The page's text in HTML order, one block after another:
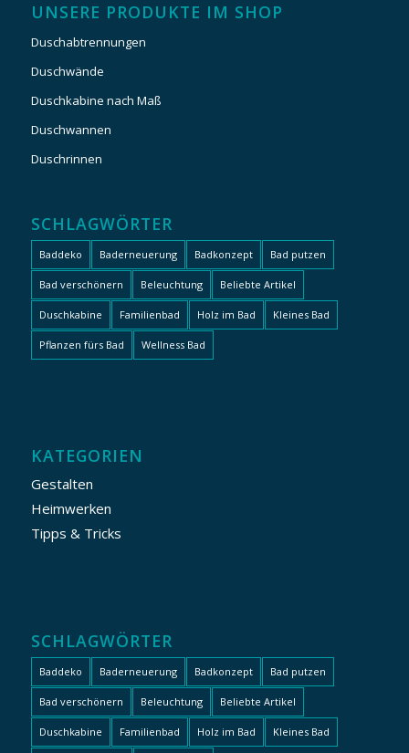
UNSERE PRODUKTE IM SHOP
Duschabtrennungen
Duschwände
Duschkabine nach Maß
Duschwannen
Duschrinnen
SCHLAGWÖRTER
Baddeko Baderneuerung Badkonzept Bad putzen
Bad verschönern Beleuchtung Beliebte Artikel
Duschkabine Familienbad Holz im Bad Kleines Bad
Pflanzen fürs Bad Wellness Bad
KATEGORIEN
Gestalten
Heimwerken
Tipps & Tricks
SCHLAGWÖRTER
Baddeko Baderneuerung Badkonzept Bad putzen
Bad verschönern Beleuchtung Beliebte Artikel
Duschkabine Familienbad Holz im Bad Kleines Bad